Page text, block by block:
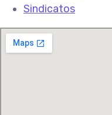
Sindicatos